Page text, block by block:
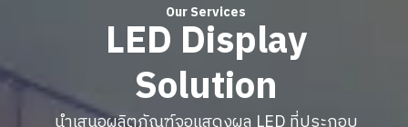
Our Services
LED Display
Solution